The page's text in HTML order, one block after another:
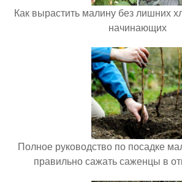
Как вырастить малину без лишних
начинающих
Полное руководство по посадке
правильно сажать саженцы в